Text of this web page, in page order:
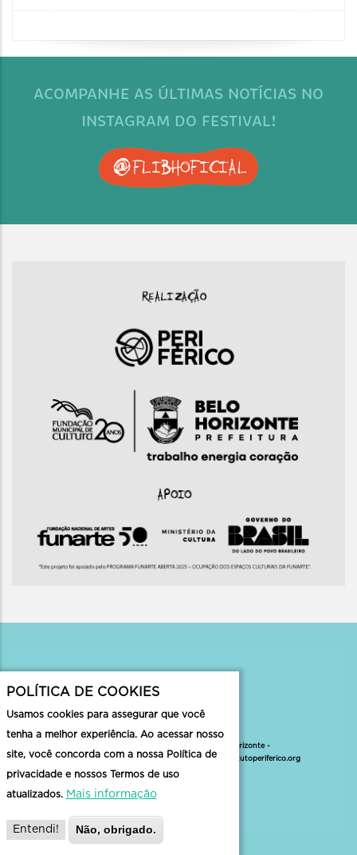
ACOMPANHE AS ÚLTIMAS NOTÍCIAS NO
INSTAGRAM DO FESTIVAL!
Contato
Rua Formosa, 186, Santa Tereza - Belo Horizonte -
MG |faleconosco@institutoperiferico.org| institutoperiferico.org
POLÍTICA DE COOKIES
Usamos cookies para assegurar que você
tenha a melhor experiência. Ao acessar nosso
site, você concorda com a nossa Política de
privacidade e nossos Termos de uso
atualizados. Mais informação
Entendi! Não, obrigado.